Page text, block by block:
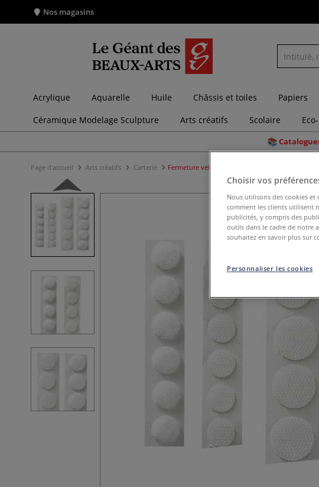
Nos magasins
Acrylique Aquarelle Huile Châssis et toiles Papiers
Céramique Modelage Sculpture
Arts créatifs Scolaire
Page d'accueil Arts créatifs Carterie Fermeture velcro ronde - Rayher
Choisir vos
Nous utilisons des cookies
comment les clients utilisent
publicités, y compris des
outils dans le cadre de notre
souhaitez en savoir plus sur
Personnaliser les cookies